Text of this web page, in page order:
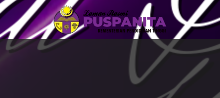
Skip to main content